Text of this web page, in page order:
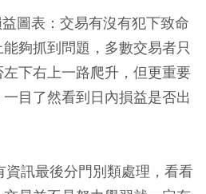
圖表：交易有沒有犯下致命
夠抓到問題，多數交易者只
下右上一路爬升，但更重要
目了然看到日內損益是否出
訊最後分門別類處理，看看